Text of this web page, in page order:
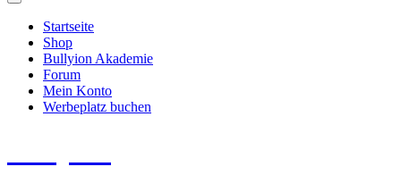
Startseite
Shop
Bullyion Akademie
Forum
Mein Konto
Werbeplatz buchen